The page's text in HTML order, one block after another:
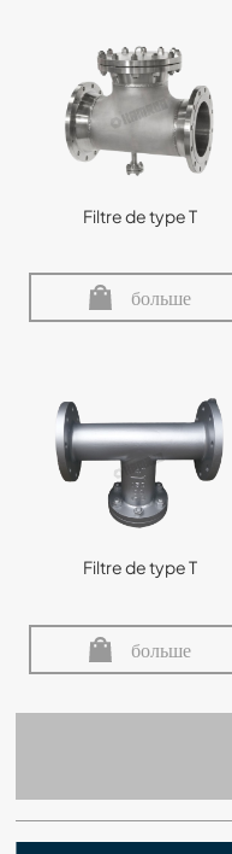
Filtre de type T
больше
Filtre de type T
больше